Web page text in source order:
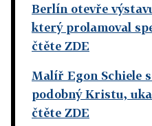
Berlín otevře
který prolamoval
čtěte ZDE
Malíř Egon Schiele
podobný Kristu,
čtěte ZDE